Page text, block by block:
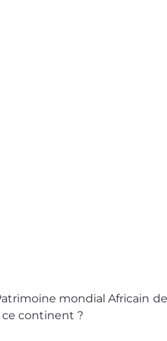
mondial Africain de
continent ?